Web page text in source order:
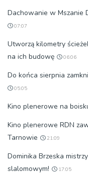
Dachowanie w Mszanie
07:07
Utworzą kilometry
na ich budowę
06:06
Do końca sierpnia
05:05
Kino plenerowe na
Kino plenerowe RDN
Tarnowie
21:09
Dominika Brzeska
slalomowym!
17:05